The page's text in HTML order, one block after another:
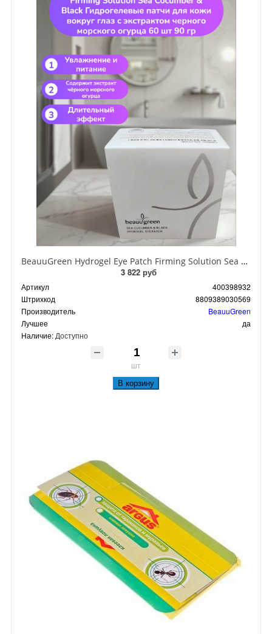
BeauuGreen Hydrogel Eye Patch Firming Solution Sea Cocumber & Black Гидрогелевые патчи для кожи вокруг глаз с экстрактом черного морского огурца 60 шт 90 гр
3 822 руб
Артикул
400398932
Штрихкод
8809389030569
Производитель
BeauuGreen
Лучшее
да
Наличие: Доступно
шт
В корзину